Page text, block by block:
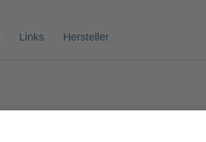
Links Hersteller